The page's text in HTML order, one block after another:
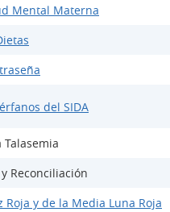
Mental Materna
del SIDA
Reconciliación
y de la Media Luna Roja